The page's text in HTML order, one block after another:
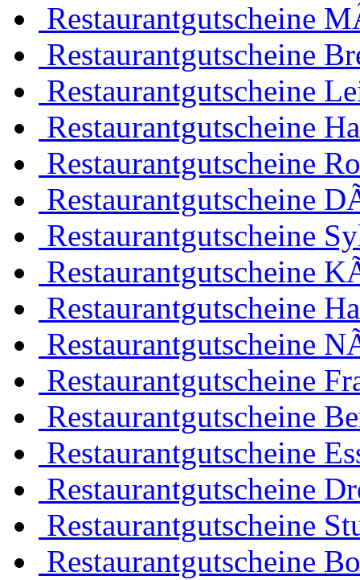
Restaurantgutscheine
Restaurantgutscheine
Restaurantgutscheine
Restaurantgutscheine
Restaurantgutscheine
Restaurantgutscheine
Restaurantgutscheine
Restaurantgutscheine
Restaurantgutscheine
Restaurantgutscheine
Restaurantgutscheine
Restaurantgutscheine
Restaurantgutscheine
Restaurantgutscheine
Restaurantgutscheine
Restaurantgutscheine